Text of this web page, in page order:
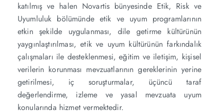
katılmış ve halen Novartis bünyesinde Etik, Risk ve
Uyumluluk bölümünde etik ve uyum programlarının
etkin şekilde uygulanması, dile getirme kültürünün
yaygınlaştırılması, etik ve uyum kültürünün farkındalık
çalışmaları ile desteklenmesi, eğitim ve iletişim, kişisel
verilerin korunması mevzuatlarının gereklerinin yerine
getirilmesi, iç soruşturmalar, üçüncü taraf
değerlendirme, izleme ve yasal mevzuata uyum
konularında hizmet vermektedir.